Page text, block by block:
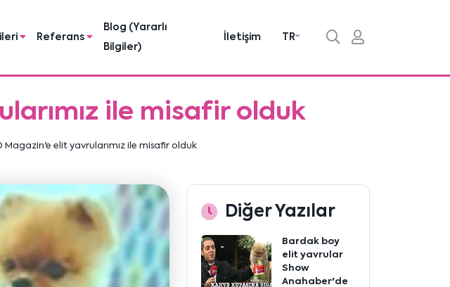
Referans
Blog (Yararlı
Bilgiler)
İletişim TR
ile misafir olduk
Magazin'e elit yavrularımız ile misafir olduk
Diğer Yazılar
Bardak boy
elit yavrular
Show
Anahaber'de